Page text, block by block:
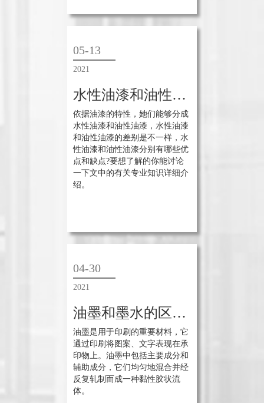
05-13
2021
水性油漆和油性油漆有什么优缺点
依据油漆的特性，她们能够分成
水性油漆和油性油漆，水性油漆
和油性油漆的差别是不一样，水
性油漆和油性油漆分别有哪些优
点和缺点?要想了解的你能讨论
一下文中的有关专业知识详细介
绍。
04-30
2021
油墨和墨水的区别有哪些？
油墨是用于印刷的重要材料，它
通过印刷将图案、文字表现在承
印物上。油墨中包括主要成分和
辅助成分，它们均匀地混合并经
反复轧制而成一种黏性胶状流
体。